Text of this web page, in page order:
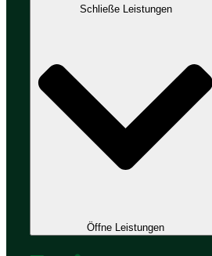
Schließe Leistungen
Öffne Leistungen